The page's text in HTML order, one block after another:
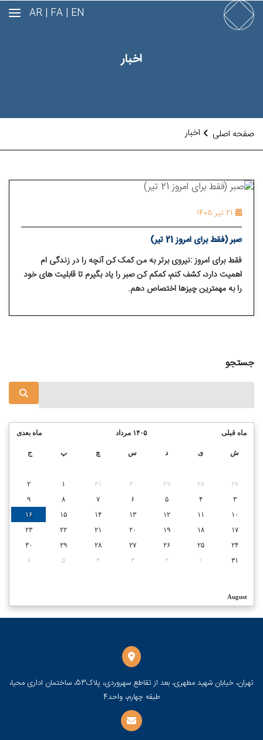
EN |
FA |
AR
اخبار
صفحه اصلی اخبار
21 تیر 1405
صبر (فقط برای امروز 21 تیر)
فقط برای امروز :نیروی برتر به من کمک کن آنچه را در زندگی⁯ ام
اهمیت دارد، کشف کنم، کمکم کن صبر را یاد بگیرم تا قابلیت⁯ های خود
را به مهم⁯ترین چیزها اختصاص دهم.
جستجو
ماه بعدی ۱۴۰۵ مرداد ماه قبلی
ش ی د س چ پ ج
۲۷ ۲۸ ۲۹ ۳۰ ۳۱ ۱
۲
۳
۴ ۵ ۶ ۷ ۸
۹
۱۰
۱۱ ۱۲ ۱۳ ۱۴ ۱۵
۱۶
۱۷
۱۸ ۱۹ ۲۰ ۲۱ ۲۲
۲۳
۲۴
۲۵ ۲۶ ۲۷ ۲۸ ۲۹
۳۰
۳۱
۱ ۲ ۳ ۴ ۵ ۶
August
تهران، خیابان شهید مطهری، بعد از تقاطع سهروردی، پلاک53، ساختمان اداری محیا،
طبقه چهارم، واحد4